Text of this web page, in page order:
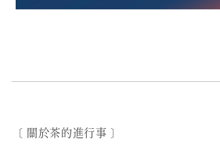
〔 關於茶的進行事 〕